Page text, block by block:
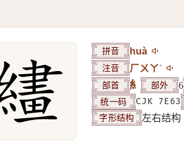
拼音 huà
注音 ㄏㄨㄚˋ
部首 糹 部外 6
统一码 CJK 7E63
字形结构 左右结构